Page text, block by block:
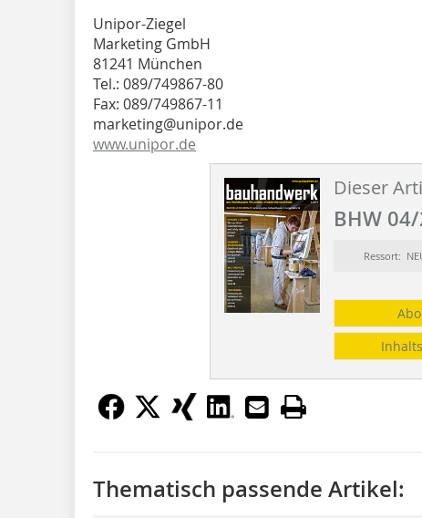
Unipor-Ziegel
Marketing GmbH
81241 München
Tel.: 089/749867-80
Fax: 089/749867-11
marketing@unipor.de
www.unipor.de
Dieser
BHW
Ressort:
Thematisch passende Artikel: